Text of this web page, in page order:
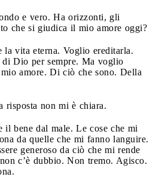
e vero. Ha orizzonti, gli
che si giudica il mio amore oggi?
vita eterna. Voglio ereditarla.
di Dio per sempre. Ma voglio
amore. Di ciò che sono. Della
risposta non mi è chiara.
il bene dal male. Le cose che mi
da quelle che mi fanno languire.
generoso da ciò che mi rende
c’è dubbio. Non tremo. Agisco.